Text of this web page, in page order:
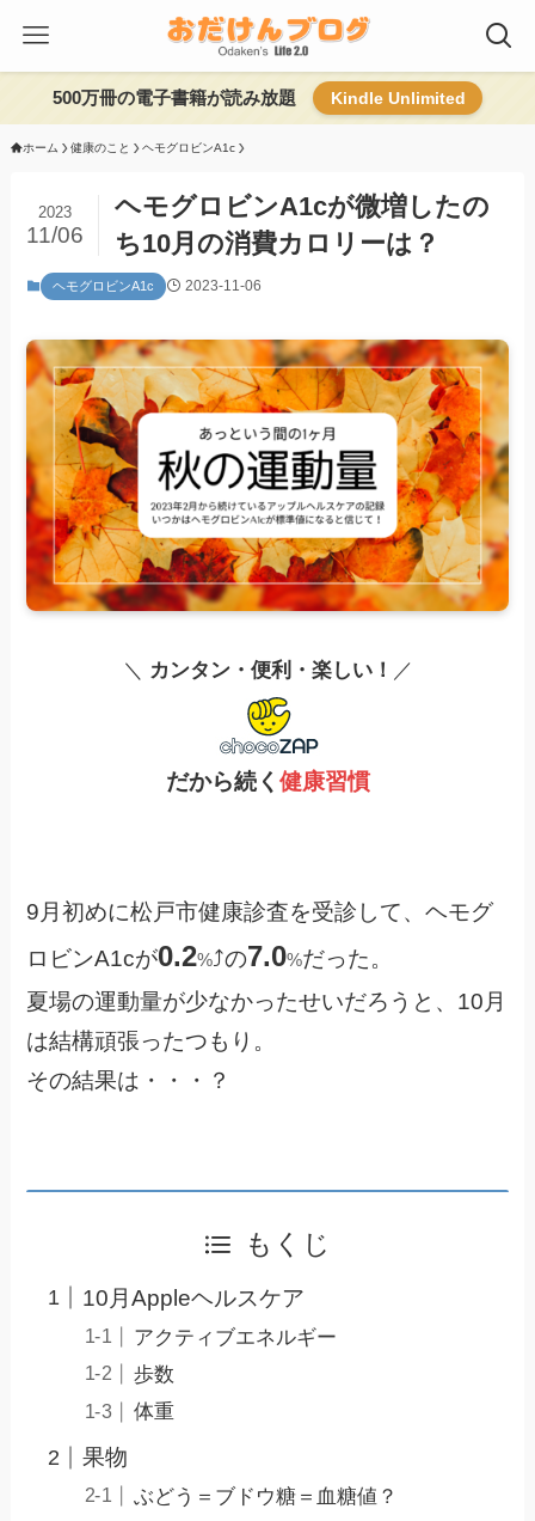
500万冊の電子書籍が読み放題 Kindle Unlimited
ホーム 健康のこと ヘモグロビンA1c
ヘモグロビンA1cが微増したの
ち10月の消費カロリーは？
2023
11/06
ヘモグロビンA1c 2023-11-06
＼ カンタン・便利・楽しい！ ／
だから続く 健康習慣
9月初めに松戸市健康診査を受診して、ヘモグ
ロビンA1cが0.2%⤴️の7.0%だった。
夏場の運動量が少なかったせいだろうと、10月
は結構頑張ったつもり。
その結果は・・・？
もくじ
10月Appleヘルスケア
アクティブエネルギー
歩数
体重
果物
ぶどう＝ブドウ糖＝血糖値？